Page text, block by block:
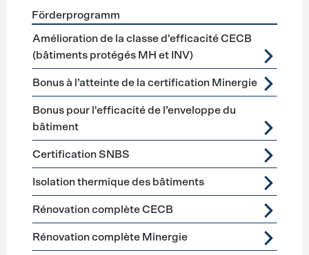
Förderprogramme Gebäudehülle Sanierung
Förderprogramm
Amélioration de la classe d'efficacité CECB
(bâtiments protégés MH et INV)
Bonus à l’atteinte de la certification Minergie
Bonus pour l'efficacité de l’enveloppe du
bâtiment
Certification SNBS
Isolation thermique des bâtiments
Rénovation complète CECB
Rénovation complète Minergie